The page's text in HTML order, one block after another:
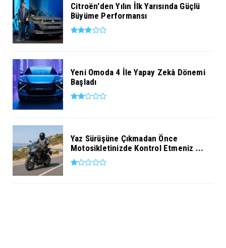
Citroën'den Yılın İlk Yarısında Güçlü
Büyüme Performansı
Yeni Omoda 4 İle Yapay Zekâ Dönemi
Başladı
Yaz Sürüşüne Çıkmadan Önce
Motosikletinizde Kontrol Etmeniz ...